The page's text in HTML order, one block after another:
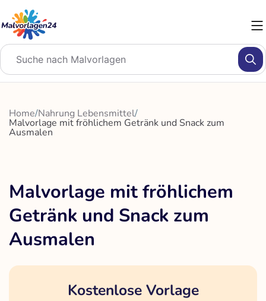
Inhalt
springen
Home/Nahrung Lebensmittel/
Malvorlage mit fröhlichem Getränk und Snack zum
Ausmalen
Malvorlage mit fröhlichem
Getränk und Snack zum
Ausmalen
Kostenlose Vorlage